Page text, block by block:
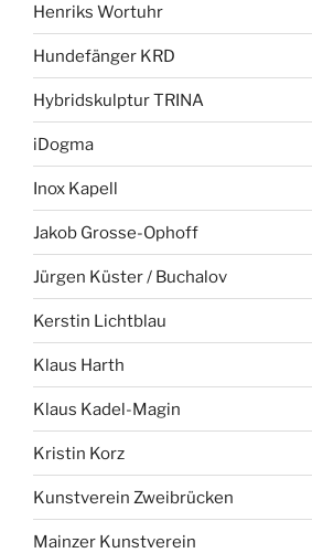
Henriks Wortuhr
Hundefänger KRD
Hybridskulptur TRINA
iDogma
Inox Kapell
Jakob Grosse-Ophoff
Jürgen Küster / Buchalov
Kerstin Lichtblau
Klaus Harth
Klaus Kadel-Magin
Kristin Korz
Kunstverein Zweibrücken
Mainzer Kunstverein